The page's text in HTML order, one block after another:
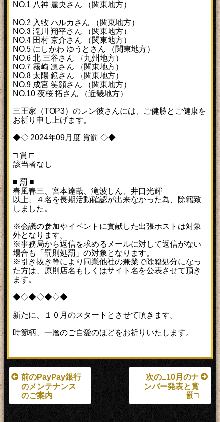
NO.1 八神 麗央さん （関東地方）
NO.2 入牧 ハルカさん （関東地方）
NO.3 滝川 翔平さん （関東地方）
NO.4 田村 京介さん （関東地方）
NO.5 にしかわ ゆうとさん （関東地方）
NO.6 北 三谷さん （九州地方）
NO.7 霧崎 凛さん （関東地方）
NO.8 太陽 鏡さん （関東地方）
NO.9 成宮 笑顔さん （関東地方）
NO.10 夜桜 拓さん （近畿地方）
三王家（TOP3）のレン彼さんには、ご健勝とご健康を
お祈り申し上げます。
◆◇ 2024年09月度 賞罰 ◇◆
□ 賞 □
該当者なし
■ 罰 ■
春風春三、宮本達哉、滝波しん、井口光輝
以上、４名を長期活動確認が出来なかった為、除籍致
しました。
※会議の参加やイベントに貢献した出張ホストは対象
外となります。
※事務局から返信を求めるメールに対して返信がない
場合も「罰則処罰」の対象となります。
※引き抜き等により同業他社の兼業で除籍処分になっ
た方は、原則店名もしくはサイト名を公表させて頂き
ます。
◆◇◆◇◆◇◆
新たに、１０月のスタートとさせて頂きます。
時節柄、一層のご自愛のほどをお祈りいたします。
前のPayPay銀行
のメンテナンス
のご案内
次の□10月のナ
ンバー発表と賞
罰□